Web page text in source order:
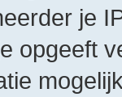
je
opgeeft